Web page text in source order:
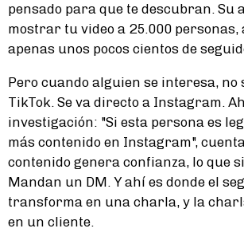
pensado para que te descubran. Su
mostrar tu video a 25.000 personas,
apenas unos pocos cientos de
Pero cuando alguien se interesa, no
TikTok. Se va directo a Instagram.
investigación: "Si esta persona es
más contenido en Instagram",
contenido genera confianza, lo que
Mandan un DM. Y ahí es donde el
transforma en una charla, y la
en un cliente.